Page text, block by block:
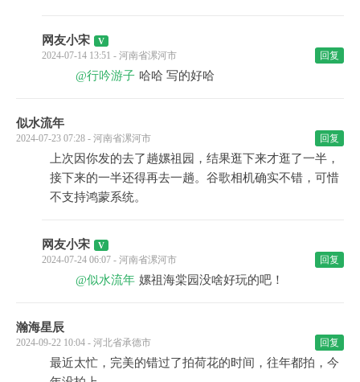
网友小宋
2024-07-14 13:51 - 河南省漯河市 回复
@行吟游子 哈哈 写的好哈
似水流年
2024-07-23 07:28 - 河南省漯河市 回复
上次因你发的去了趟嫘祖园，结果逛下来才逛了一半，
接下来的一半还得再去一趟。谷歌相机确实不错，可惜
不支持鸿蒙系统。
网友小宋
2024-07-24 06:07 - 河南省漯河市 回复
@似水流年 嫘祖海棠园没啥好玩的吧！
瀚海星辰
2024-09-22 10:04 - 河北省承德市 回复
最近太忙，完美的错过了拍荷花的时间，往年都拍，今